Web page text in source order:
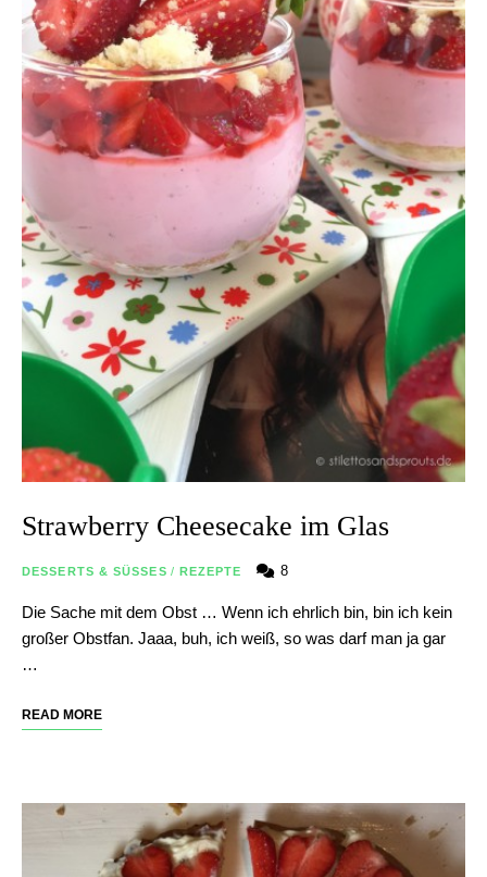
Strawberry Cheesecake im Glas
DESSERTS & SÜSSES / REZEPTE 8
Die Sache mit dem Obst … Wenn ich ehrlich bin, bin ich kein
großer Obstfan. Jaaa, buh, ich weiß, so was darf man ja gar
…
READ MORE